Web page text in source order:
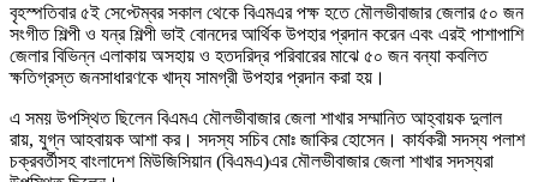
বৃহস্পতিবার ৫ই সেপ্টেম্বর সকাল থেকে বিএমএর পক্ষ হতে মৌলভীবাজার জেলার ৫০ জন
সংগীত শিল্পী ও যন্র শিল্পী ভাই বোনদের আর্থিক উপহার প্রদান করেন এবং এরই পাশাপাশি
জেলার বিভিন্ন এলাকায় অসহায় ও হতদরিদ্র পরিবারের মাঝে ৫০ জন বন্যা কবলিত
ক্ষতিগ্রস্ত জনসাধারণকে খাদ্য সামগ্রী উপহার প্রদান করা হয়।
এ সময় উপস্থিত ছিলেন বিএমএ মৌলভীবাজার জেলা শাখার সম্মানিত আহ্বায়ক দুলাল
রায়, যুগ্ন আহবায়ক আশা কর। সদস্য সচিব মোঃ জাকির হোসেন। কার্যকরী সদস্য পলাশ
চক্রবর্তীসহ বাংলাদেশ মিউজিসিয়ান (বিএমএ)এর মৌলভীবাজার জেলা শাখার সদস্যরা